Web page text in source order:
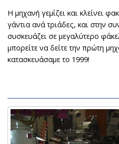
Η μηχανή γεμίζει και κλείνει
γάντια ανά τριάδες, και στην
συσκευάζει σε μεγαλύτερο
μπορείτε να δείτε την πρώτη
κατασκευάσαμε το 1999!